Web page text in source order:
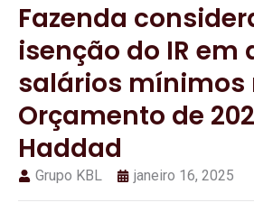
Fazenda
isenção do IR em
salários mínimos
Orçamento de
Haddad
Grupo KBL janeiro 16, 2025